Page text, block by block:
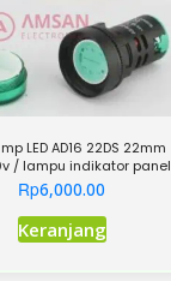
LED AD16 22DS 22mm
/ lampu indikator panel
Rp6,000.00
KeranjangProduk
ini